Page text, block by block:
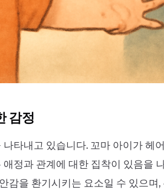
감정
타내고 있습니다. 꼬마 아이가 헤
정과 관계에 대한 집착이 있음을
감을 환기시키는 요소일 수 있으며